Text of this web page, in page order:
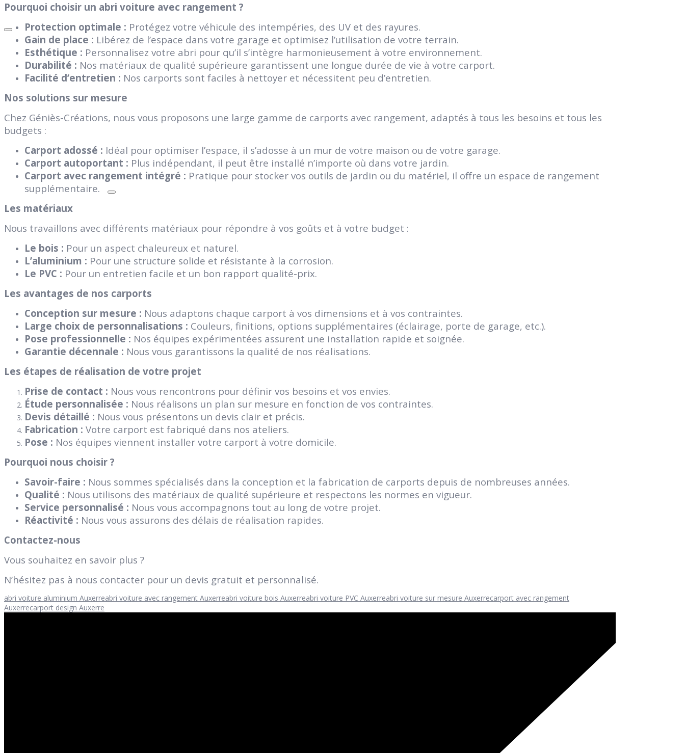
Pourquoi choisir un abri voiture avec rangement ?
Protection optimale : Protégez votre véhicule des intempéries, des UV et des rayures.
Gain de place : Libérez de l’espace dans votre garage et optimisez l’utilisation de votre terrain.
Esthétique : Personnalisez votre abri pour qu’il s’intègre harmonieusement à votre environnement.
Durabilité : Nos matériaux de qualité supérieure garantissent une longue durée de vie à votre carport.
Facilité d’entretien : Nos carports sont faciles à nettoyer et nécessitent peu d’entretien.
Nos solutions sur mesure
Chez Géniès-Créations, nous vous proposons une large gamme de carports avec rangement, adaptés à tous les besoins et tous les
budgets :
Carport adossé : Idéal pour optimiser l’espace, il s’adosse à un mur de votre maison ou de votre garage.
Carport autoportant : Plus indépendant, il peut être installé n’importe où dans votre jardin.
Carport avec rangement intégré : Pratique pour stocker vos outils de jardin ou du matériel, il offre un espace de rangement
supplémentaire.
Les matériaux
Nous travaillons avec différents matériaux pour répondre à vos goûts et à votre budget :
Le bois : Pour un aspect chaleureux et naturel.
L’aluminium : Pour une structure solide et résistante à la corrosion.
Le PVC : Pour un entretien facile et un bon rapport qualité-prix.
Les avantages de nos carports
Conception sur mesure : Nous adaptons chaque carport à vos dimensions et à vos contraintes.
Large choix de personnalisations : Couleurs, finitions, options supplémentaires (éclairage, porte de garage, etc.).
Pose professionnelle : Nos équipes expérimentées assurent une installation rapide et soignée.
Garantie décennale : Nous vous garantissons la qualité de nos réalisations.
Les étapes de réalisation de votre projet
Prise de contact : Nous vous rencontrons pour définir vos besoins et vos envies.
Étude personnalisée : Nous réalisons un plan sur mesure en fonction de vos contraintes.
Devis détaillé : Nous vous présentons un devis clair et précis.
Fabrication : Votre carport est fabriqué dans nos ateliers.
Pose : Nos équipes viennent installer votre carport à votre domicile.
Pourquoi nous choisir ?
Savoir-faire : Nous sommes spécialisés dans la conception et la fabrication de carports depuis de nombreuses années.
Qualité : Nous utilisons des matériaux de qualité supérieure et respectons les normes en vigueur.
Service personnalisé : Nous vous accompagnons tout au long de votre projet.
Réactivité : Nous vous assurons des délais de réalisation rapides.
Contactez-nous
Vous souhaitez en savoir plus ?
N’hésitez pas à nous contacter pour un devis gratuit et personnalisé.
abri voiture aluminium Auxerreabri voiture avec rangement Auxerreabri voiture bois Auxerreabri voiture PVC Auxerreabri voiture sur mesure Auxerrecarport avec rangement
Auxerrecarport design Auxerre